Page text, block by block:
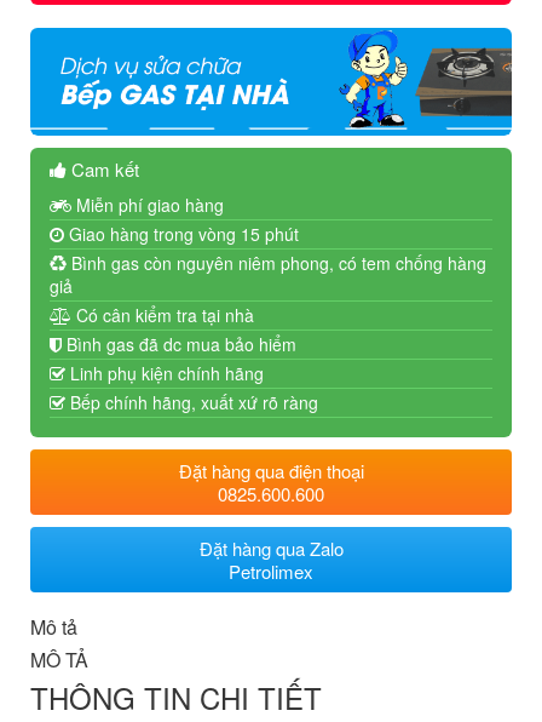
Cam kết
Miễn phí giao hàng
Giao hàng trong vòng 15 phút
Bình gas còn nguyên niêm phong, có tem chống hàng
giả
Có cân kiểm tra tại nhà
Bình gas đã dc mua bảo hiểm
Linh phụ kiện chính hãng
Bếp chính hãng, xuất xứ rõ ràng
Đặt hàng qua điện thoại
0825.600.600
Đặt hàng qua Zalo
Petrolimex
Mô tả
MÔ TẢ
THÔNG TIN CHI TIẾT